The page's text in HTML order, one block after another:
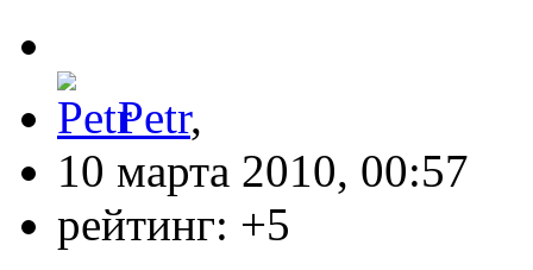
Petr,
10 марта 2010, 00:57
рейтинг: +5